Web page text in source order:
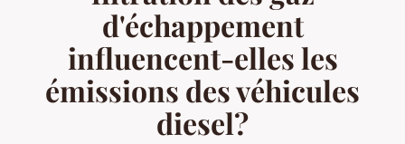
d'échappement
influencent-elles les
émissions des véhicules
diesel?